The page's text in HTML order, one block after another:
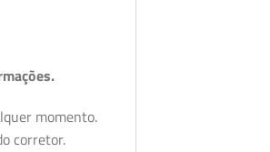
momento.
corretor.